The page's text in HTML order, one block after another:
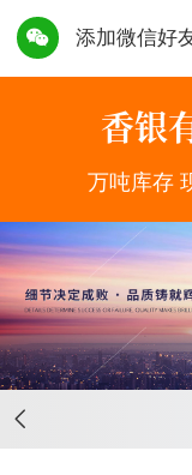
添加微信好
香银
万吨库存